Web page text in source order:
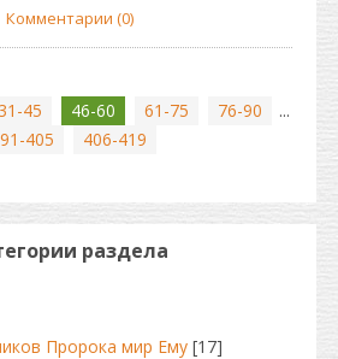
Комментарии (0)
31-45 46-60 61-75 76-90
...
405
406-419
раздела
Пророка мир Ему [17]